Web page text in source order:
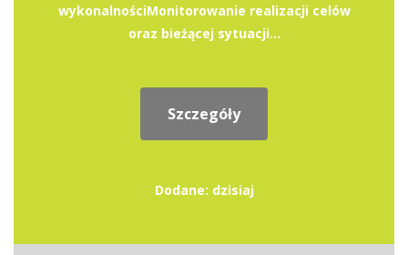
wykonalnościMonitorowanie realizacji celów
oraz bieżącej sytuacji...
Szczegóły
Dodane: dzisiaj